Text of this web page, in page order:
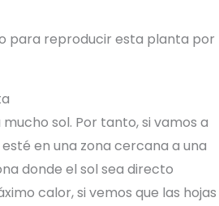
para reproducir esta planta por
sol. Por tanto, si vamos a
en una zona cercana a una
donde el sol sea directo
calor, si vemos que las hojas